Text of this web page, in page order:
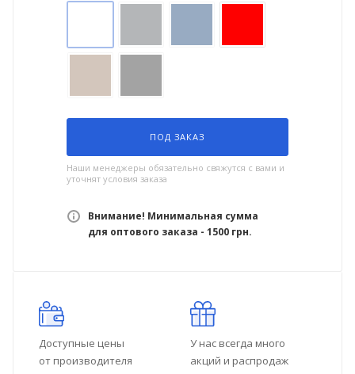
ПОД ЗАКАЗ
Наши менеджеры обязательно свяжутся с вами и
уточнят условия заказа
Внимание! Минимальная сумма
для оптового заказа - 1500 грн.
Доступные цены
от производителя
У нас всегда много
акций и распродаж